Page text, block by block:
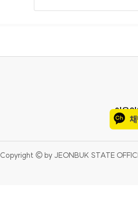
이용
Copyright © by JEONBUK STATE